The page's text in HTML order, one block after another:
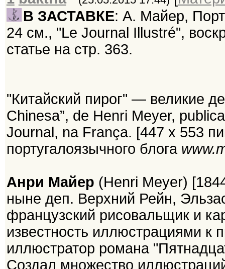
В ЗАСТАВКЕ: А. Майер,
24 см., "Le Journal Illustré",
статье на стр. 363.
"Китайский пирог" — великие
Chinesa”, de Henri Meyer,
Journal, na França. [447 x 553
португалоязычного блога
Анри Майер (Henri Meyer)
ныне деп. Верхний Рейн,
французский рисовальщик и
известность иллюстрациями
иллюстратор романа
Создал множество